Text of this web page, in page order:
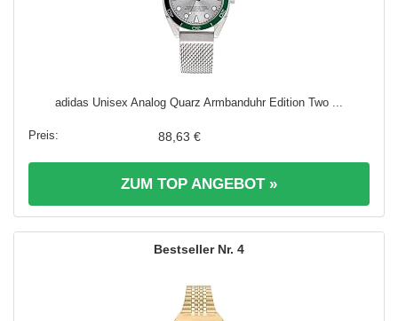
adidas Unisex Analog Quarz Armbanduhr Edition Two ...
88,63 €
ZUM TOP ANGEBOT »
4